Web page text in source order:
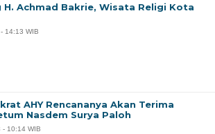
H. Achmad Bakrie, Wisata Religi Kota
14:13 WIB
AHY Rencananya Akan Terima
Nasdem Surya Paloh
- 10:14 WIB